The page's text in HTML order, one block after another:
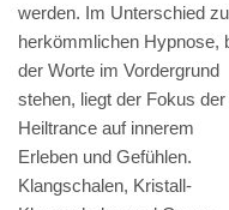
werden. Im Unterschied
herkömmlichen Hypnose,
der Worte im Vordergrund
stehen, liegt der Fokus der
Heiltrance auf innerem
Erleben und Gefühlen.
Klangschalen, Kristall-